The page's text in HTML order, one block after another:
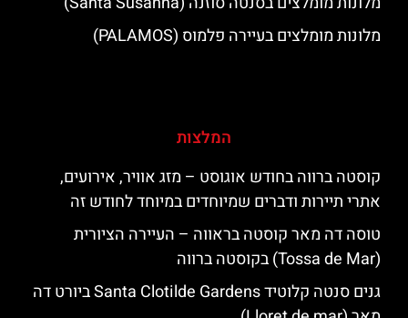
מלונות מומלצים בעיירה פלמוס (PALAMOS)
המלצות
קוסטה ברווה בחודש אוגוסט – מזג אוויר, אירועים,
אתרי תיירות ודברים שמיוחדים במיוחד לחודש זה
טוסה דה מאר קוסטה בראווה – העיירה הציורית
(Tossa de Mar) בקוסטה ברווה
גנים סנטה קלוטיד Santa Clotilde Gardens ביורט דה